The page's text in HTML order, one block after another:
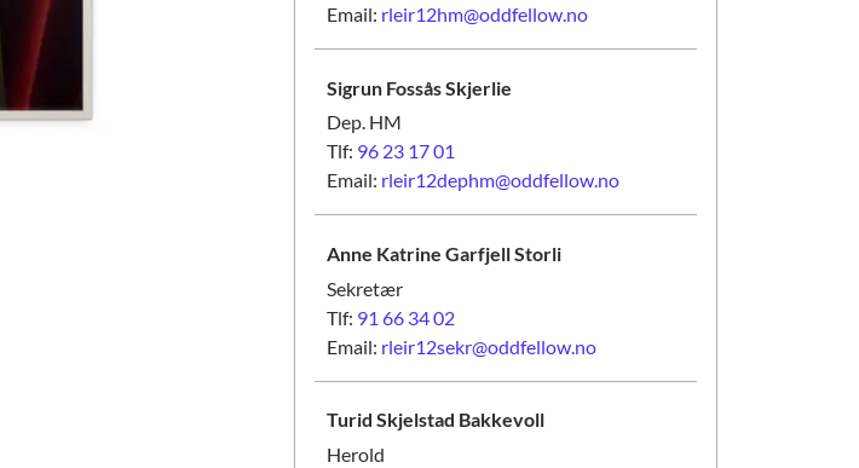
Email: rleir12hm@oddfellow.no
Sigrun FossåsSkjerlie
Dep. HM
Tlf: 96 23 17 01
Email: rleir12dephm@oddfellow.no
Anne Katrine GarfjellStorli
Sekretær
Tlf: 91 66 34 02
Email: rleir12sekr@oddfellow.no
Turid Skjelstad Bakkevoll
Herold